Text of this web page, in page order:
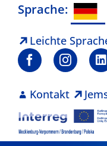
Zum
springen
Sprache:
Leichte
Kontakt